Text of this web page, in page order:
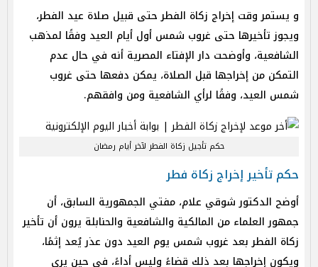
و يستمر وقت إخراج زكاة الفطر حتى قبيل صلاة عيد الفطر،
ويجوز تأخيرها حتى غروب شمس أول أيام العيد وفقًا لمذهب
الشافعية، وأوضحت دار الإفتاء المصرية أنه في حال عدم
التمكن من إخراجها قبل الصلاة، يمكن دفعها حتى غروب
شمس العيد، وفقًا لرأي الشافعية ومن وافقهم.
حكم تأجيل زكاة الفطر لآخر أيام رمضان
حكم تأخير إخراج زكاة فطر
أوضح الدكتور شوقي علام، مفتي الجمهورية السابق، أن
جمهور العلماء من المالكية والشافعية والحنابلة يرون أن تأخير
زكاة الفطر بعد غروب شمس يوم العيد دون عذر يُعد إثمًا،
ويكون إخراجها بعد ذلك قضاءً وليس أداءً، في حين يرى